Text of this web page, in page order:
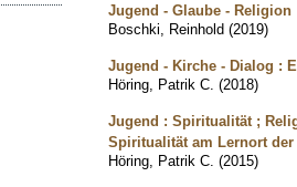
Jugend - Glaube -
Boschki, Reinhold (2019)
Jugend - Kirche - Dialog :
Höring, Patrik C. (2018)
Jugend : Spiritualität ;
Spiritualität am Lernort der
Höring, Patrik C. (2015)